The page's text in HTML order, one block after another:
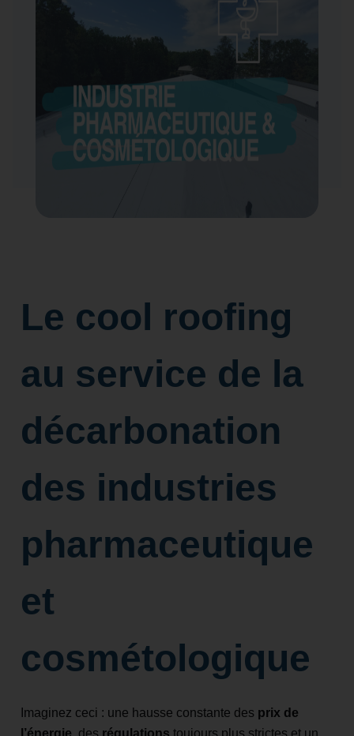
Le cool roofing
au service de la
décarbonation
des industries
pharmaceutique
et
cosmétologique
Imaginez ceci : une hausse constante des prix de
l’énergie, des régulations toujours plus strictes et un